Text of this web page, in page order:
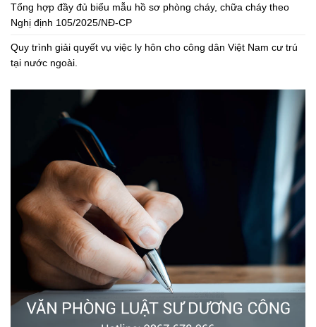
Tổng hợp đầy đủ biểu mẫu hồ sơ phòng cháy, chữa cháy theo
Nghị định 105/2025/NĐ-CP
Quy trình giải quyết vụ việc ly hôn cho công dân Việt Nam cư trú
tại nước ngoài.